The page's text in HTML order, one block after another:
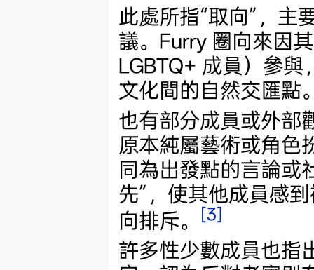
此處所指“取向”，主
議。Furry 圈向來因
LGBTQ+ 成員）參
文化間的自然交匯點
也有部分成員或外部
原本純屬藝術或角色
同為出發點的言論或
先”，使其他成員感
向排斥。
[3]
許多性少數成員也指